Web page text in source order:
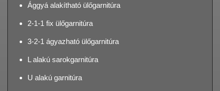
Ággyá alakítható ülőgarnitúra
2-1-1 fix ülőgarnitúra
3-2-1 ágyazható ülőgarnitúra
L alakú sarokgarnitúra
U alakú garnitúra